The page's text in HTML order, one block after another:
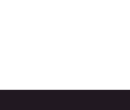
свою